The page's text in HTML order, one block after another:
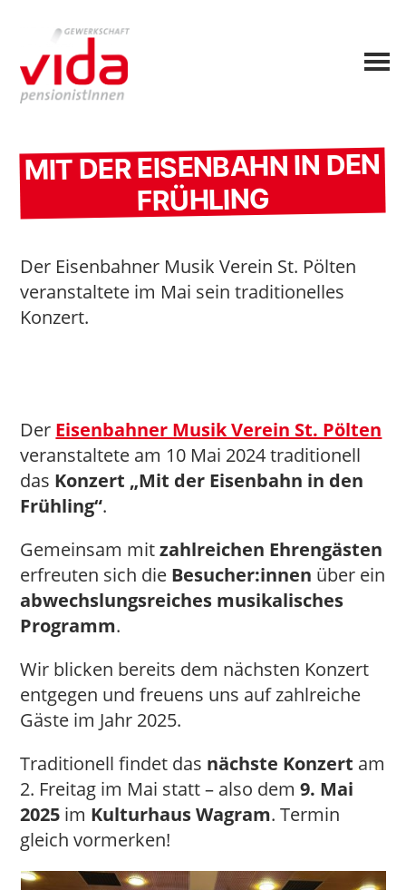
MIT DER EISENBAHN IN DEN
FRÜHLING
Der Eisenbahner Musik Verein St. Pölten
veranstaltete im Mai sein traditionelles
Konzert.
Der Eisenbahner Musik Verein St. Pölten
veranstaltete am 10 Mai 2024 traditionell
das Konzert „Mit der Eisenbahn in den
Frühling“.
Gemeinsam mitzahlreichen Ehrengästen
erfreuten sich die Besucher:innen über ein
abwechslungsreiches musikalisches
Programm.
Wir blicken bereits dem nächsten Konzert
entgegen und freuens uns auf zahlreiche
Gäste im Jahr 2025.
Traditionell findet das nächste Konzert am
2. Freitag im Mai statt – also dem9. Mai
2025 im Kulturhaus Wagram. Termin
gleich vormerken!